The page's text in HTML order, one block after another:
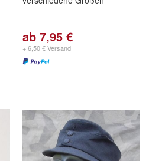
ab 7,95 €
+ 6,50 € Versand